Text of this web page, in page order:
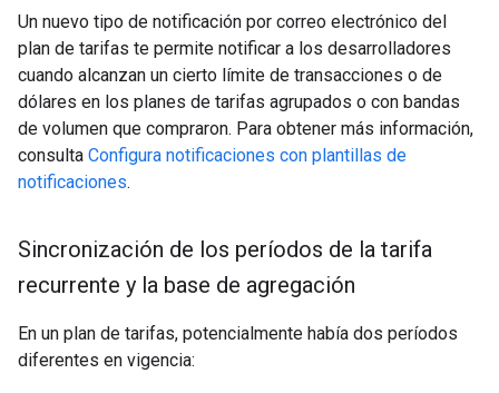
Un nuevo tipo de notificación por correo electrónico del
plan de tarifas te permite notificar a los desarrolladores
cuando alcanzan un cierto límite de transacciones o de
dólares en los planes de tarifas agrupados o con bandas
de volumen que compraron. Para obtener más información,
consulta Configura notificaciones con plantillas de
notificaciones.
Sincronización de los períodos de la tarifa
recurrente y la base de agregación
En un plan de tarifas, potencialmente había dos períodos
diferentes en vigencia: